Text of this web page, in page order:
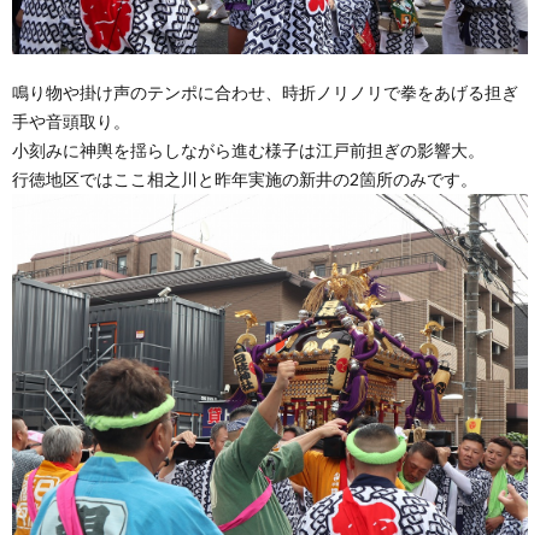
鳴り物や掛け声のテンポに合わせ、時折ノリノリで拳をあげる担ぎ
手や音頭取り。
小刻みに神輿を揺らしながら進む様子は江戸前担ぎの影響大。
行徳地区ではここ相之川と昨年実施の新井の2箇所のみです。